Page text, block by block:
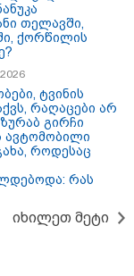
1184.80
ლარიდან
თელავში,
ქორწილის
ტვინის
რაღაცები არ
გირჩი
ავტომობილი
როდესაც
რას
იხილეთ მეტი